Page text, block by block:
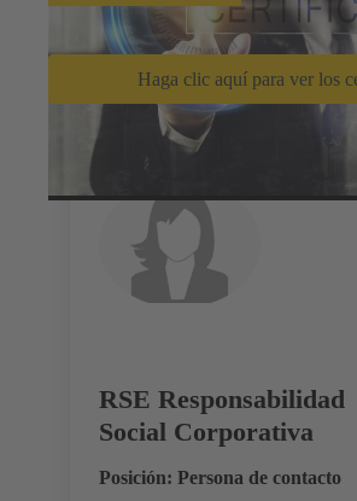
Haga clic aquí para ver los
RSE Responsabilidad
Social Corporativa
Posición: Persona de contacto